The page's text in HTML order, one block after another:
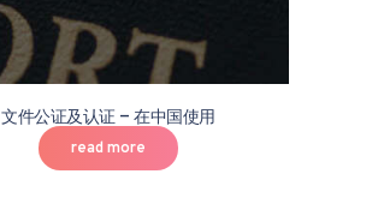
文件公证及认证 – 在中国使用
read more